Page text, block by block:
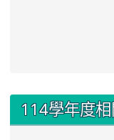
::: 114學年度